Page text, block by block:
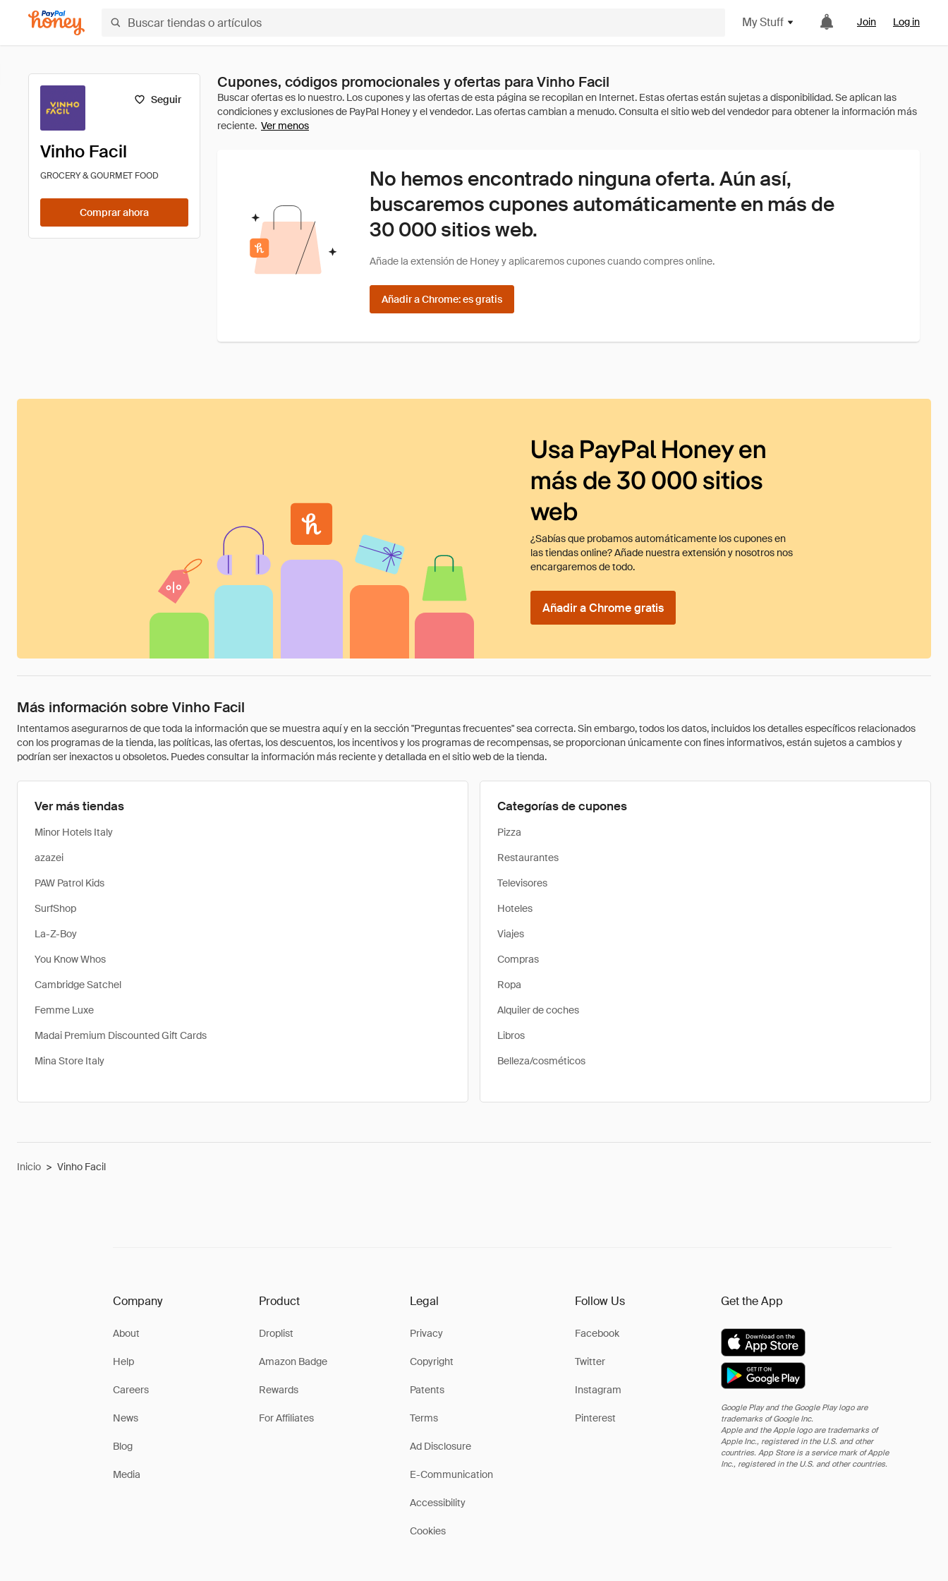
My Stuff Join Log in
Seguir
Vinho Facil
GROCERY & GOURMET FOOD
Comprar ahora
Cupones, códigos promocionales y ofertas para Vinho Facil
Ver menos
No hemos encontrado ninguna oferta. Aún así,
buscaremos cupones automáticamente en más de
30 000 sitios web.
Añade la extensión de Honey y aplicaremos cupones cuando compres online.
Añadir a Chrome: es gratis
Usa PayPal Honey en
más de 30 000 sitios
web
¿Sabías que probamos automáticamente los cupones en
las tiendas online? Añade nuestra extensión y nosotros nos
encargaremos de todo.
Añadir a Chrome gratis
Más información sobre Vinho Facil
Intentamos asegurarnos de que toda la información que se muestra aquí y en la sección "Preguntas frecuentes" sea correcta. Sin embargo, todos los datos, incluidos los detalles específicos relacionados
con los programas de la tienda, las políticas, las ofertas, los descuentos, los incentivos y los programas de recompensas, se proporcionan únicamente con fines informativos, están sujetos a cambios y
podrían ser inexactos u obsoletos. Puedes consultar la información más reciente y detallada en el sitio web de la tienda.
Ver más tiendas
Minor Hotels Italy
azazei
PAW Patrol Kids
SurfShop
La-Z-Boy
You Know Whos
Cambridge Satchel
Femme Luxe
Madai Premium Discounted Gift Cards
Mina Store Italy
Categorías de cupones
Pizza
Restaurantes
Televisores
Hoteles
Viajes
Compras
Ropa
Alquiler de coches
Libros
Belleza/cosméticos
Inicio > Vinho Facil
Company
About
Help
Careers
News
Blog
Media
Product
Droplist
Amazon Badge
Rewards
For Affiliates
Legal
Privacy
Copyright
Patents
Terms
Ad Disclosure
E-Communication
Accessibility
Cookies
Follow Us
Facebook
Twitter
Instagram
Pinterest
Get the App
Google Play and the Google Play logo are
trademarks of Google Inc.
Apple and the Apple logo are trademarks of
Apple Inc., registered in the U.S. and other
countries. App Store is a service mark of Apple
Inc., registered in the U.S. and other countries.